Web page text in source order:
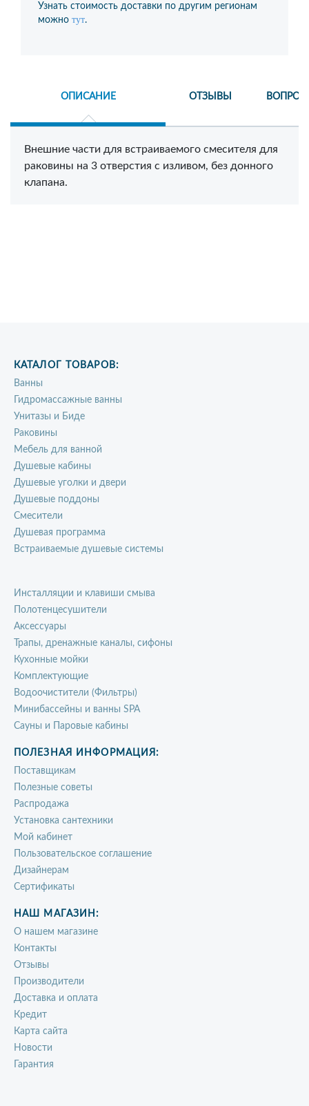
Узнать стоимость доставки по другим регионам
можно тут.
ОПИСАНИЕ ОТЗЫВЫ
Внешние части для встраиваемого смесителя для
раковины на 3 отверстия с изливом, без донного
клапана.
КАТАЛОГ ТОВАРОВ:
Ванны
Гидромассажные ванны
Унитазы и Биде
Раковины
Мебель для ванной
Душевые кабины
Душевые уголки и двери
Душевые поддоны
Смесители
Душевая программа
Встраиваемые душевые системы
Инсталляции и клавиши смыва
Полотенцесушители
Аксессуары
Трапы, дренажные каналы, сифоны
Кухонные мойки
Комплектующие
Водоочистители (Фильтры)
Минибассейны и ванны SPA
Сауны и Паровые кабины
ПОЛЕЗНАЯ ИНФОРМАЦИЯ:
Поставщикам
Полезные советы
Распродажа
Установка сантехники
Мой кабинет
Пользовательское соглашение
Дизайнерам
Сертификаты
НАШ МАГАЗИН:
О нашем магазине
Контакты
Отзывы
Производители
Доставка и оплата
Кредит
Карта сайта
Новости
Гарантия